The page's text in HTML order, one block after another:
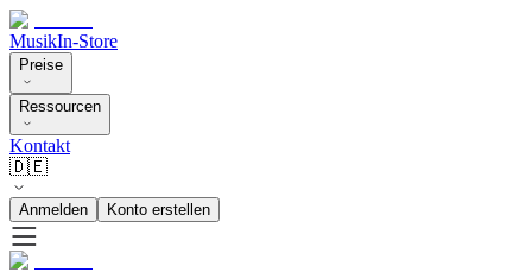
MusikIn-Store
Preise
Ressourcen
Kontakt
🇩🇪
Anmelden Konto erstellen